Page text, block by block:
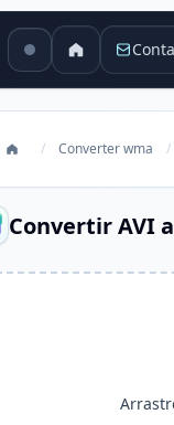
/ Converter wma /
Convertir AVI